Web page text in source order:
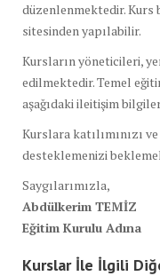
düzenlenmektedir. Kurs
sitesinden yapılabilir.
Kursların yöneticileri,
edilmektedir. Temel
aşağıdaki ileitişim
Kurslara katılımınızı
desteklemenizi
Saygılarımızla,
Abdülkerim TEMİZ
Eğitim Kurulu Adına
Kurslar İle İlgili